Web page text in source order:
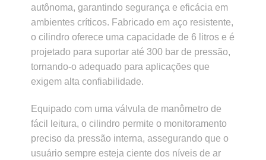
autônoma, garantindo segurança e eficácia em
ambientes críticos. Fabricado em aço resistente,
o cilindro oferece uma capacidade de 6 litros e é
projetado para suportar até 300 bar de pressão,
tornando-o adequado para aplicações que
exigem alta confiabilidade.
Equipado com uma válvula de manômetro de
fácil leitura, o cilindro permite o monitoramento
preciso da pressão interna, assegurando que o
usuário sempre esteja ciente dos níveis de ar